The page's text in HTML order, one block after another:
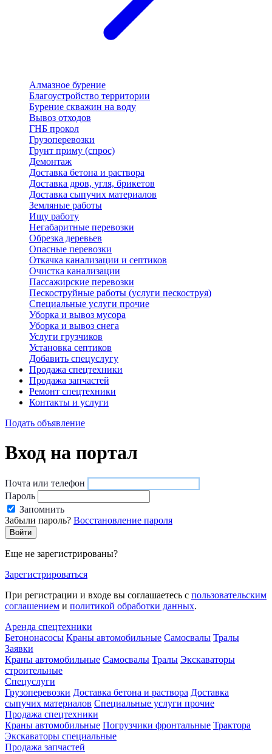
Алмазное бурение
Благоустройство территории
Бурение скважин на воду
Вывоз отходов
ГНБ прокол
Грузоперевозки
Грунт приму (спрос)
Демонтаж
Доставка бетона и раствора
Доставка дров, угля, брикетов
Доставка сыпучих материалов
Земляные работы
Ищу работу
Негабаритные перевозки
Обрезка деревьев
Опасные перевозки
Откачка канализации и септиков
Очистка канализации
Пассажирские перевозки
Пескоструйные работы (услуги пескоструя)
Специальные услуги прочие
Уборка и вывоз мусора
Уборка и вывоз снега
Услуги грузчиков
Установка септиков
Добавить спецуслугу
Продажа спецтехники
Продажа запчастей
Ремонт спецтехники
Контакты и услуги
Подать объявление
Вход на портал
Почта или телефон
Пароль
Запомнить
Забыли пароль? Восстановление пароля
Еще не зарегистрированы?
Зарегистрироваться
При регистрации и входе вы соглашаетесь с пользовательским
соглашением и политикой обработки данных.
Аренда спецтехники
Бетононасосы Краны автомобильные Самосвалы Тралы
Заявки
Краны автомобильные Самосвалы Тралы Экскаваторы
строительные
Спецуслуги
Грузоперевозки Доставка бетона и раствора Доставка
сыпучих материалов Специальные услуги прочие
Продажа спецтехники
Краны автомобильные Погрузчики фронтальные Трактора
Экскаваторы специальные
Продажа запчастей